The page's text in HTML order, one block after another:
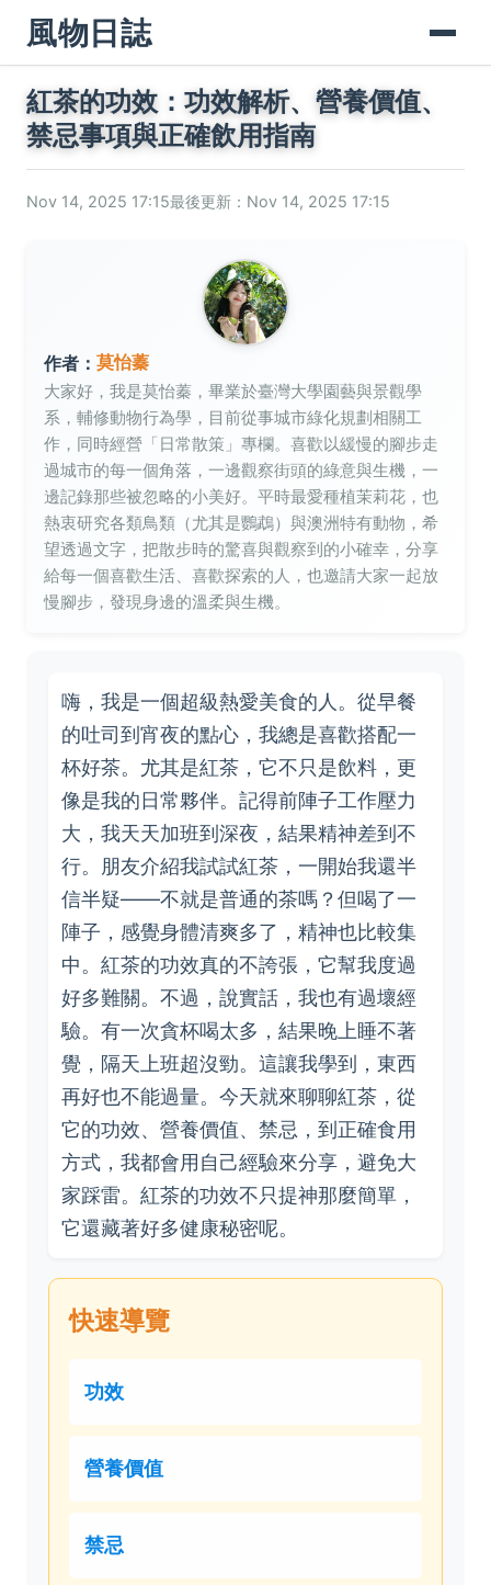
風物日誌
紅茶的功效：功效解析、營養價值、
禁忌事項與正確飲用指南
Nov 14, 2025 17:15最後更新：Nov 14, 2025 17:15
作者： 莫怡蓁
大家好，我是莫怡蓁，畢業於臺灣大學園藝與景觀學
系，輔修動物行為學，目前從事城市綠化規劃相關工
作，同時經營「日常散策」專欄。喜歡以緩慢的腳步走
過城市的每一個角落，一邊觀察街頭的綠意與生機，一
邊記錄那些被忽略的小美好。平時最愛種植茉莉花，也
熱衷研究各類鳥類（尤其是鸚鵡）與澳洲特有動物，希
望透過文字，把散步時的驚喜與觀察到的小確幸，分享
給每一個喜歡生活、喜歡探索的人，也邀請大家一起放
慢腳步，發現身邊的溫柔與生機。
嗨，我是一個超級熱愛美食的人。從早餐
的吐司到宵夜的點心，我總是喜歡搭配一
杯好茶。尤其是紅茶，它不只是飲料，更
像是我的日常夥伴。記得前陣子工作壓力
大，我天天加班到深夜，結果精神差到不
行。朋友介紹我試試紅茶，一開始我還半
信半疑——不就是普通的茶嗎？但喝了一
陣子，感覺身體清爽多了，精神也比較集
中。紅茶的功效真的不誇張，它幫我度過
好多難關。不過，說實話，我也有過壞經
驗。有一次貪杯喝太多，結果晚上睡不著
覺，隔天上班超沒勁。這讓我學到，東西
再好也不能過量。今天就來聊聊紅茶，從
它的功效、營養價值、禁忌，到正確食用
方式，我都會用自己經驗來分享，避免大
家踩雷。紅茶的功效不只提神那麼簡單，
它還藏著好多健康秘密呢。
快速導覽
功效
營養價值
禁忌